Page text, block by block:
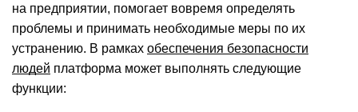
на предприятии, помогает вовремя определять
проблемы и принимать необходимые меры по их
устранению. В рамках обеспечения безопасности
людей платформа может выполнять следующие
функции: